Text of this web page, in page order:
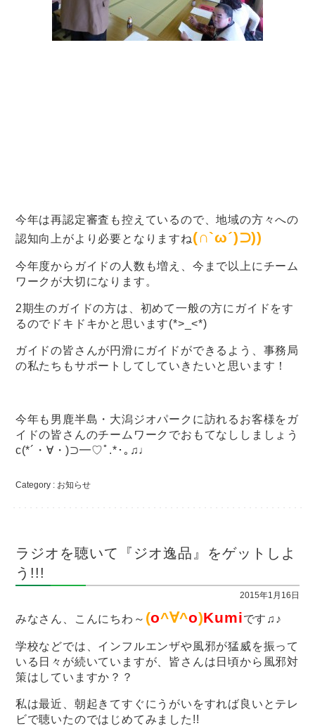
今年は再認定審査も控えているので、地域の方々への
認知向上がより必要となりますね(∩`ω´)⊃))
今年度からガイドの人数も増え、今まで以上にチーム
ワークが大切になります。
2期生のガイドの方は、初めて一般の方にガイドをす
るのでドキドキかと思います(*>_<*)
ガイドの皆さんが円滑にガイドができるよう、事務局
の私たちもサポートしてしていきたいと思います！
今年も男鹿半島・大潟ジオパークに訪れるお客様をガ
イドの皆さんのチームワークでおもてなししましょう
c(*´・∀・)⊃━♡ﾟ.*･｡♫♩
Category : お知らせ
ラジオを聴いて『ジオ逸品』をゲットしよ
う!!!
2015年1月16日
みなさん、こんにちわ～ (o^∀^o)Kumiです♫♪
学校などでは、インフルエンザや風邪が猛威を振って
いる日々が続いていますが、皆さんは日頃から風邪対
策はしていますか？？
私は最近、朝起きてすぐにうがいをすれば良いとテレ
ビで聴いたのではじめてみました!!